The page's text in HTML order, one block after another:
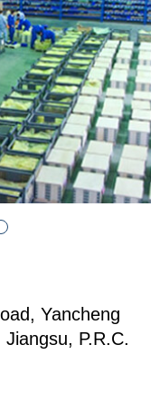
Yancheng
P.R.C.